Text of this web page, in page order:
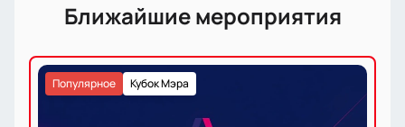
Ближайшие мероприятия
Кубок Мэра
Популярное